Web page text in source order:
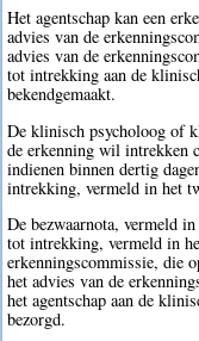
Het agentschap kan een
advies van de
advies van de
tot intrekking aan de
bekendgemaakt.
De klinisch psycholoog of
de erkenning wil intrekken
indienen binnen dertig
intrekking, vermeld in het
De bezwaarnota, vermeld
tot intrekking, vermeld in
erkenningscommissie, die
het advies van de
het agentschap aan de
bezorgd.